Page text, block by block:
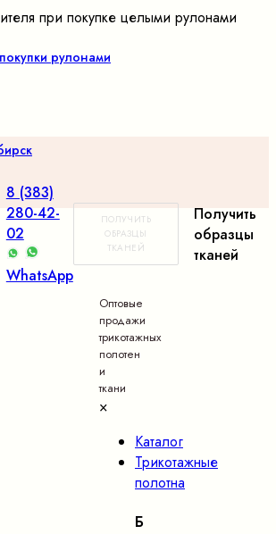
при покупке целыми рулонами
рулонами
8 (383)
280-42-
02
WhatsApp
ПОЛУЧИТЬ
ОБРАЗЦЫ
ТКАНЕЙ
Получить
образцы
тканей
Оптовые
продажи
трикотажных
полотен
и
ткани
×
Каталог
Трикотажные
полотна
Б